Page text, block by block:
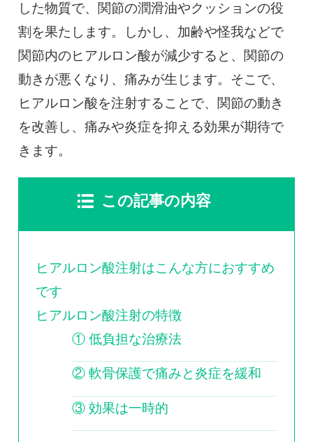
治療電話相談はこちら
0120-117-560
※上記電話番号をタップで電話が繋がります
電話受付時間：月〜金／9:00〜16:30（土日祝休）
した物質で、関節の潤滑油やクッションの役
割を果たします。しかし、加齢や怪我などで
関節内のヒアルロン酸が減少すると、関節の
動きが悪くなり、痛みが生じます。そこで、
ヒアルロン酸を注射することで、関節の動き
を改善し、痛みや炎症を抑える効果が期待で
きます。
この記事の内容
ヒアルロン酸注射はこんな方におすすめ
です
ヒアルロン酸注射の特徴
① 低負担な治療法
② 軟骨保護で痛みと炎症を緩和
③ 効果は一時的